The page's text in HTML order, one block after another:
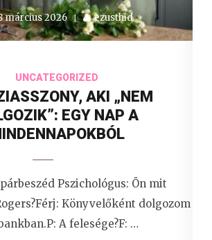
március 2026 ezusthid
UNCATEGORIZED
AKI „NEM
EGY NAP A
Pszichológus: Ön mit
Könyvelőként dolgozom
A felesége?F: …